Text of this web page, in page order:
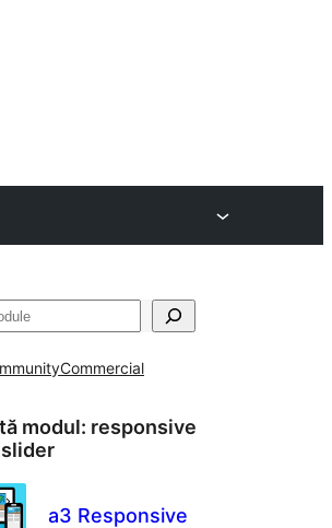
Commercial
modul: responsive
a3 Responsive